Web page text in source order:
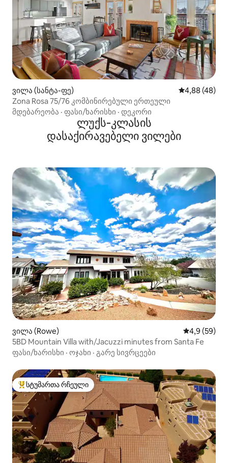
ვილა (სანტა-ფე) საშუალო
4,88 (48)
Zona Rosa 75/76 კომბინირებული ერთეული
მდებარეობა · ფასი/ხარისხი · დეკორი
ლუქს‑კლასის
დასაქირავებელი ვილები
ვილა (Rowe) საშუალო
4,9 (59)
5BD Mountain Villa with/Jacuzzi minutes from Santa Fe
ფასი/ხარისხი · ოჯახი · გარე სივრცეები
სტუმართა რჩეული მოწინავე ვარიანტი
სტუმართა რჩეული